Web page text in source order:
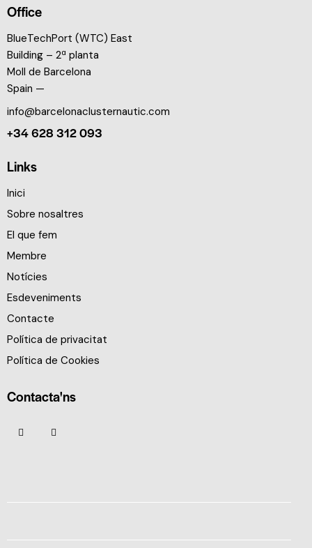
Office
BlueTechPort (WTC) East
Building – 2ª planta
Moll de Barcelona
Spain —
info@barcelonaclusternautic.com
+34 628 312 093
Links
Inici
Sobre nosaltres
El que fem
Membre
Notícies
Esdeveniments
Contacte
Política de privacitat
Política de Cookies
Contacta'ns